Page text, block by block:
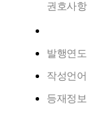
권호사항
발행연도
작성언어
등재정보